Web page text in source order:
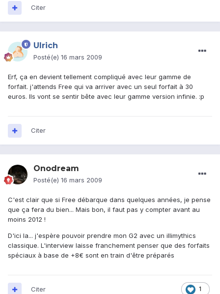
Citer
Ulrich
Posté(e) 16 mars 2009
Erf, ça en devient tellement compliqué avec leur gamme de
forfait. j'attends Free qui va arriver avec un seul forfait à 30
euros. Ils vont se sentir bête avec leur gamme version infinie. :p
Citer
Onodream
Posté(e) 16 mars 2009
C'est clair que si Free débarque dans quelques années, je pense
que ça fera du bien... Mais bon, il faut pas y compter avant au
moins 2012 !
D'ici la... j'espère pouvoir prendre mon G2 avec un illimythics
classique. L'interview laisse franchement penser que des forfaits
spéciaux à base de +8€ sont en train d'être préparés
1
Citer